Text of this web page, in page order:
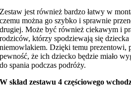
Zestaw jest również bardzo łatwy w
czemu można go szybko i sprawnie
drugiej. Może być również ciekawym i
rodziców, którzy spodziewają się
niemowlakiem. Dzięki temu prezentowi,
pewność, że ich dziecko będzie miało
do spania podczas podróży.
W skład zestawu 4 częściowego